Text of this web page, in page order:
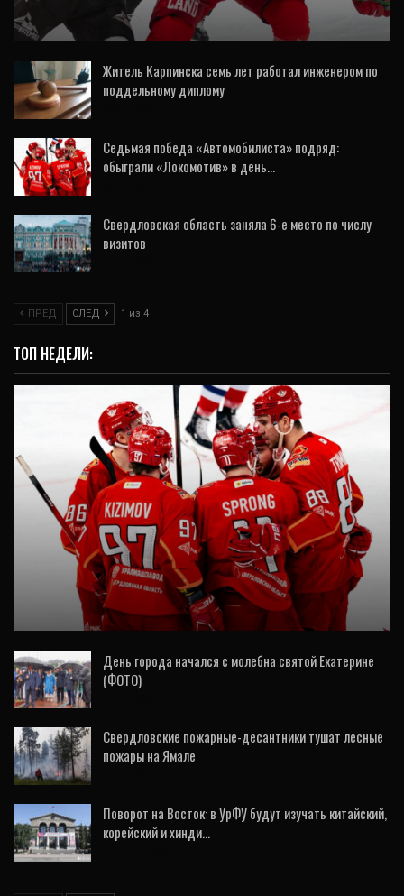
расторгли контракт
Житель Карпинска семь лет работал инженером по
поддельному диплому
Седьмая победа «Автомобилиста» подряд:
обыграли «Локомотив» в день…
Свердловская область заняла 6-е место по числу
визитов
ПРЕД СЛЕД 1 из 4
ТОП НЕДЕЛИ:
ВИДЕО
Седьмая победа «Автомобилиста» подряд:
обыграли «Локомотив» в день рождения
«УГМК…
День города начался с молебна святой Екатерине
(ФОТО)
Свердловские пожарные-десантники тушат лесные
пожары на Ямале
Поворот на Восток: в УрФУ будут изучать китайский,
корейский и хинди…